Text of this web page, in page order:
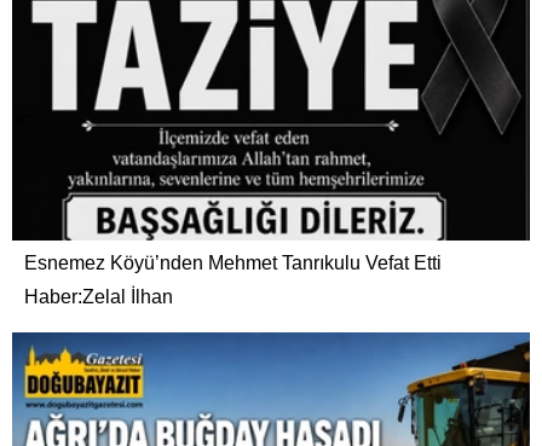
Esnemez Köyü’nden Mehmet Tanrıkulu Vefat Etti
Haber:Zelal İlhan